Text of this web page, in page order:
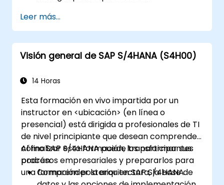
incluida la adquisición basada en
existencias y consumo.
Gestionar la información maestra
relacionada con las adquisiciones,
materiales y proveedores.
solicitudes de compra, órdenes de
compra y recibos de mercancías.
Analizar datos de contratación mediante
aplicaciones SAP Fiori e indicadores clave
de rendimiento (KPI) relacionados con la
adquisición.
Leer más...
Visión general de SAP S/4HANA (S4H00)
14 Horas
Esta formación en vivo impartida por un
instructor en <ubicación> (en línea o
presencial) está dirigida a profesionales de TI
de nivel principiante que desean comprender
cómo SAP S/4HANA puede transformar sus
procesos empresariales y prepararlos para
una formación posterior en SAP S/4HANA.
Al finalizar esta formación, los participantes
podrán:
Comprender la arquitectura, la base de